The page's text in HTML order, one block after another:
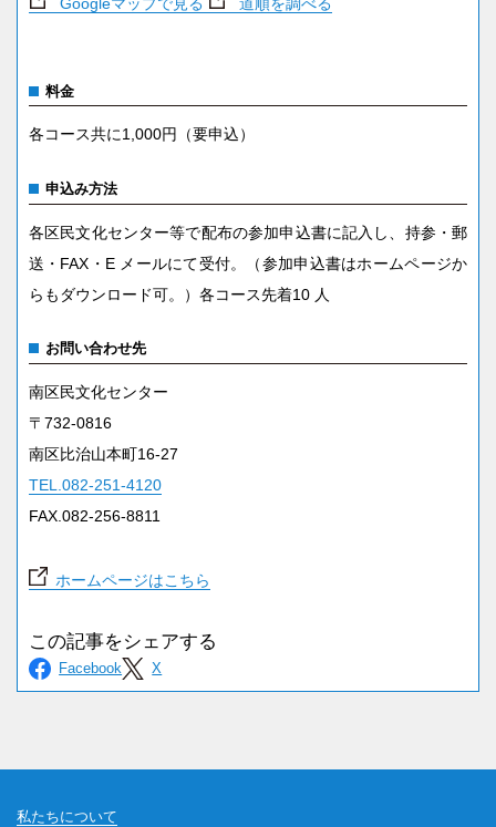
Googleマップで見る 道順を調べる
料金
各コース共に1,000円（要申込）
申込み方法
各区民文化センター等で配布の参加申込書に記入し、持参・郵
送・FAX・E メールにて受付。（参加申込書はホームページか
らもダウンロード可。）各コース先着10 人
お問い合わせ先
南区民文化センター
〒732-0816
南区比治山本町16-27
TEL.082-251-4120
FAX.082-256-8811
ホームページはこちら
私たちについて